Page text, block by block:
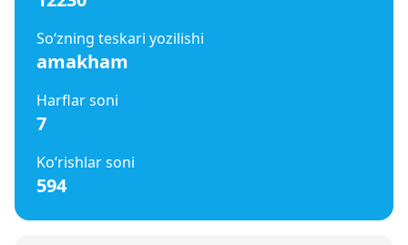
So‘zning teskari yozilishi
amakham
Harflar soni
7
Ko‘rishlar soni
594